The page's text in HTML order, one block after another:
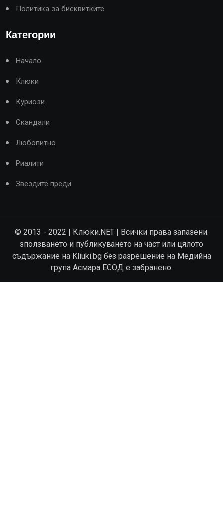
Политика за бисквитките
Категории
Начало
Клюки
Куриози
Скандали
Любопитно
Риалити
Звездите преди
© 2013 - 2022 | Клюки.NET | Всички права запазени.
зползването и публикуването на част или цялото
съдържание на Kliuki.bg без разрешение на Медийна
група Асмара ЕООД е забранено.